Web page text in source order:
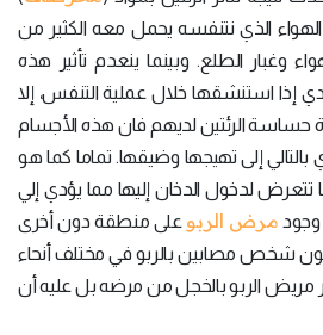
الذي نتنفسه يحمل معه الكثير من
وغبار الطلع. وبينما ينعدم تأثير هذه
إذا استنشقها خلال عملية التنفس، إلا
حساسة الرئتين لديهم فان هذه الأجسام
بالتالي إلى تهيجها وضيقها. تماما كما هو
تتعرض لدخول الدخان إليها مما يؤدي إلي
وجود مرض الربو على منطقة دون أخرى
ما يزيد على 600 مليون شخص مصابين بالربو في مختلف أنحاء
مريض الربو بالخجل من مرضه بل عليه أن